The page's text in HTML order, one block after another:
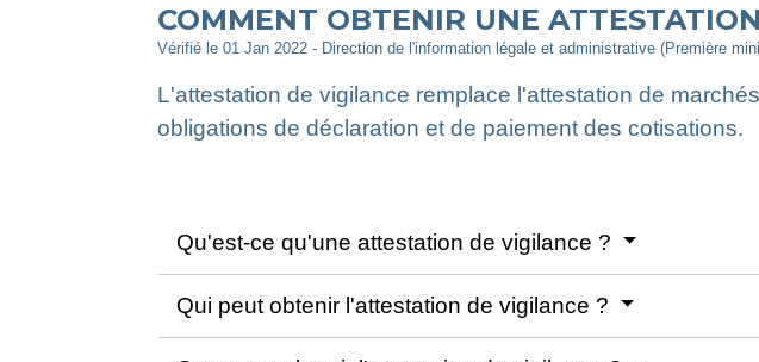
COMMENT OBTENIR UNE
Vérifié le 01 Jan 2022 - Direction de l'information légale et administrative (Première
L'attestation de vigilance remplace l'attestation de
obligations de déclaration et de paiement des cotisations.
Qu'est-ce qu'une attestation de vigilance ?
Qui peut obtenir l'attestation de vigilance ?